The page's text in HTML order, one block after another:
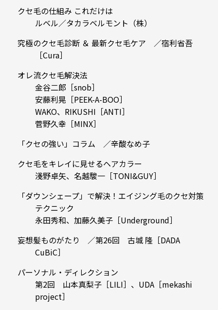
クセ毛の仕組み これだけは
ルベル／タカラベルモント（株）
究極のクセ毛診断 ＆ 最新クセ毛ケア ／宿利省吾
［Cura］
オレ流クセ毛解決法
金谷二郎［snob］
安藤利晃［PEEK-A-BOO］
WAKO、RIKUSHI［ANTI］
菅野久幸［MINX］
「クセの強い」コラム ／辛酸なめ子
クセ毛をキレイに見せるヘアカラー
淺野卓矢、名越駿一［TONI&GUY］
「ダウンシェープ」で解決！エイジング毛のクセ対策
テクニック
永田秀和、加藤久美子［Underground］
妄想髪ものがたり ／第26回 古城 隆［DADA
CuBiC］
パーソナル・ディレクション
第2回 山本真梨子［LILI］、UDA［mekashi
project］